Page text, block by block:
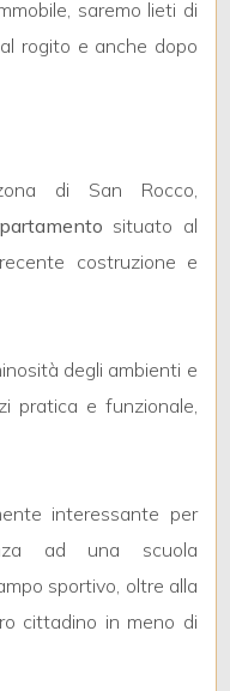
saremo lieti di
rogito e anche dopo
di San Rocco,
situato al
costruzione e
degli ambienti e
pratica e funzionale,
interessante per
ad una scuola
sportivo, oltre alla
cittadino in meno di